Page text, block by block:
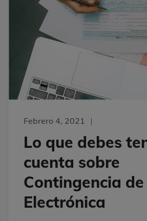
Febrero 4, 2021
Lo que debes
cuenta sobre
Contingencia
Electrónica